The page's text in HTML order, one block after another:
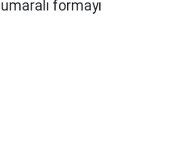
formayı